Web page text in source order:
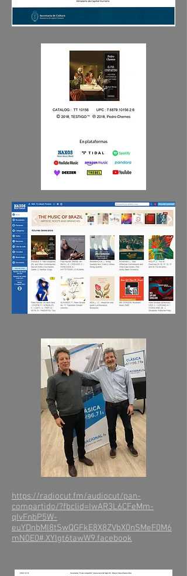
https://radiocut.fm/audiocut/pan-
compartido/?fbclid=IwAR3L6CFeMm-
qIvFnbP5W-
euYDnbMl8tSwQGFkE8X8ZVbX0nSMeF0M6
mN0E0#.XYlgt6tawW9.facebook